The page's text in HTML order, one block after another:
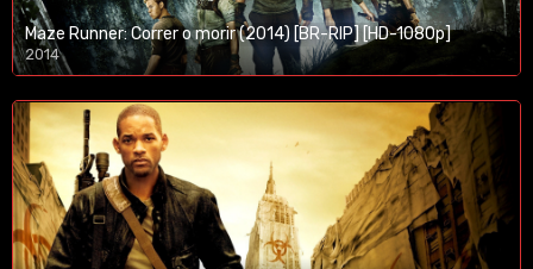
Maze Runner: Correr o morir (2014) [BR-RIP] [HD-1080p]
2014
1080p/720p